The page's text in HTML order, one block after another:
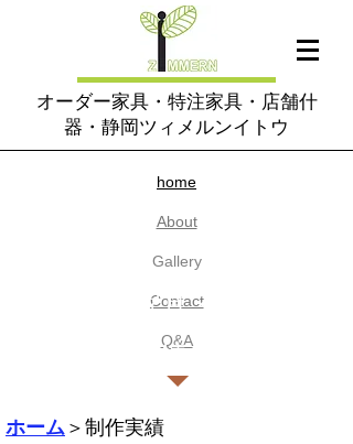
オーダー家具・特注家具・店舗什
器・静岡ツィメルンイトウ
home​
About
​Gallery
Contact
​Q&A
​オーダー家具・造作家具
の製作実績をご紹介
ホーム＞制作実績